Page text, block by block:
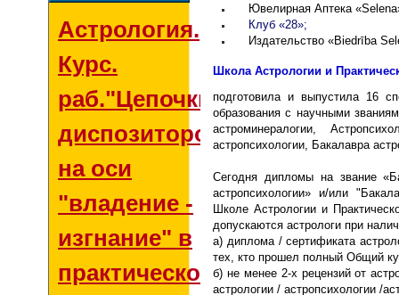
Астрология.
Курс.
раб."Цепочки
диспозиторов
на оси
"владение -
изгнание" в
практической
Ювелирная Аптека «Selеna
Клуб «28»;
Издательство «Biedrība
Школа Астрологии и
подготовила и выпустила 16
образования с научными
астроминералогии,
астропсихологии, Бакалавра
Сегодня дипломы на звание
астропсихологии» и/или
Школе Астрологии и
допускаются астрологи при
а) диплома / сертификата
тех, кто прошел полный Общий
б) не менее 2-х рецензий от
астрологии / астропсихологии /